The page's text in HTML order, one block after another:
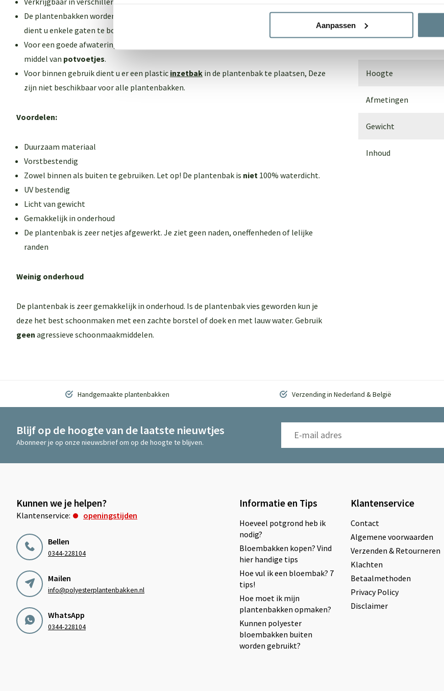
Aanpassen
De plantenbakken worden geleverd
gaten in de bodem. Voor buiten gebruik
dient u enkele gaten te boren.
Voor een goede afwatering dient u de plantenbak 1-2 cm van de grond te plaatsen door
middel van potvoetjes.
Voor binnen gebruik dient u er een plastic inzetbak in de plantenbak te plaatsen, Deze
zijn niet beschikbaar voor alle plantenbakken.
Voordelen:
Duurzaam materiaal
Vorstbestendig
Zowel binnen als buiten te gebruiken. Let op! De plantenbak is niet 100% waterdicht.
UV bestendig
Licht van gewicht
Gemakkelijk in onderhoud
De plantenbak is zeer netjes afgewerkt. Je ziet geen naden, oneffenheden of lelijke
randen
Weinig onderhoud
De plantenbak is zeer gemakkelijk in onderhoud. Is de plantenbak vies geworden kun je
deze het best schoonmaken met een zachte borstel of doek en met lauw water. Gebruik
geen agressieve schoonmaakmiddelen.
Hoogte
Afmetingen
Gewicht
Inhoud
Handgemaakte plantenbakken Verzending in Nederland & België
Blijf op de hoogte van de laatste nieuwtjes
Abonneer je op onze nieuwsbrief om op de hoogte te blijven.
Kunnen we je helpen?
Klantenservice: openingstijden
Bellen
0344-228104
Mailen
info@polyesterplantenbakken.nl
WhatsApp
0344-228104
Informatie en Tips
Hoeveel potgrond heb ik
nodig?
Bloembakken kopen? Vind
hier handige tips
Hoe vul ik een bloembak? 7
tips!
Hoe moet ik mijn
plantenbakken opmaken?
Kunnen polyester
bloembakken buiten
worden gebruikt?
Klantenservice
Contact
Algemene voorwaarden
Verzenden & Retourneren
Klachten
Betaalmethoden
Privacy Policy
Disclaimer